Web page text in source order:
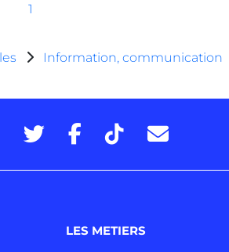
1
Information, communication
LES METIERS